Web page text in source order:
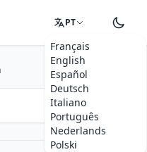
PT
Français
English
Español
Deutsch
Italiano
Português
Nederlands
Polski